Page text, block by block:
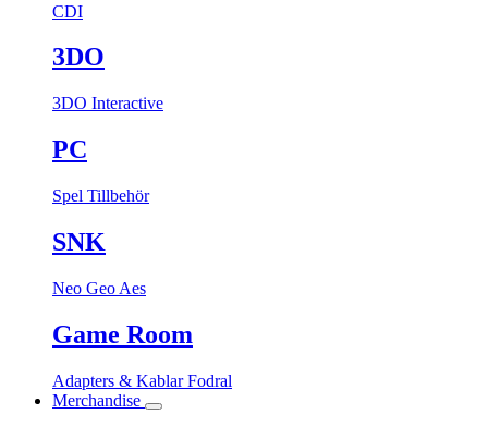
CDI
3DO
3DO Interactive
PC
Spel Tillbehör
SNK
Neo Geo Aes
Game Room
Adapters & KablarFodral
Merchandise